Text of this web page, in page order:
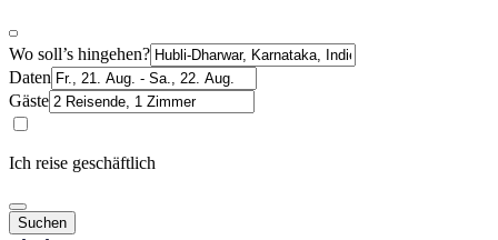
Wo soll’s hingehen?
Daten
Gäste
Ich reise geschäftlich
Suchen